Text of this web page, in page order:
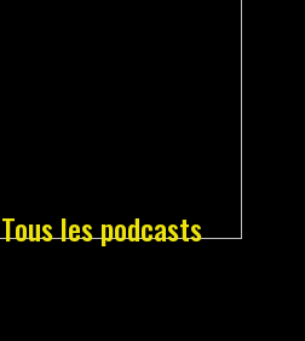
Tous les podcasts